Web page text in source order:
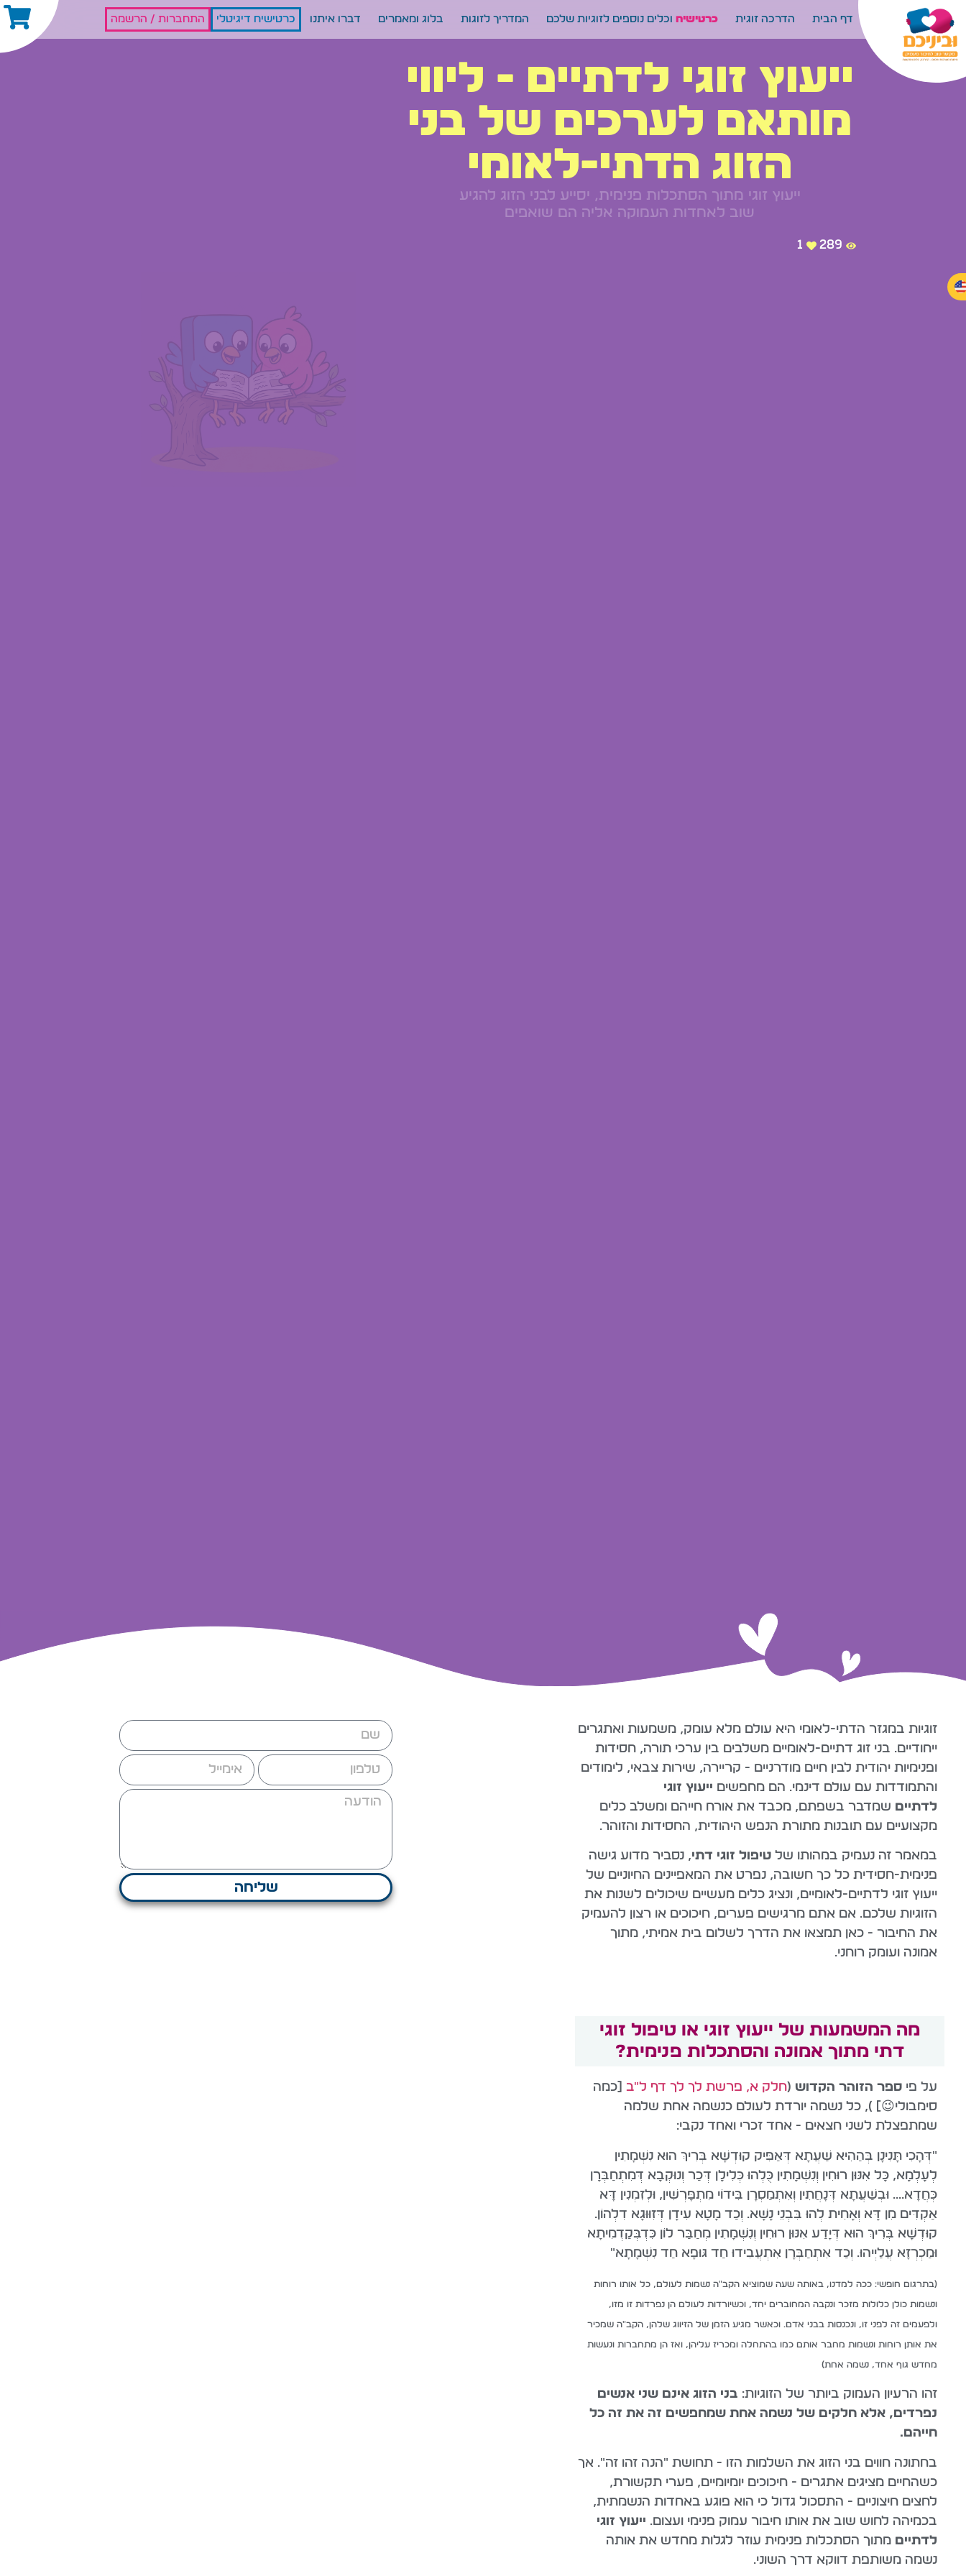
דף הבית הדרכה זוגית כרטישיח וכלים נוספים לזוגיות שלכם המדריך לזוגות בלוג ומאמרים דברו איתנו כרטישיח דיגיטלי התחברות / הרשמה
ייעוץ זוגי לדתיים - ליווי
מותאם לערכים של בני
הזוג הדתי-לאומי
ייעוץ זוגי מתוך הסתכלות פנימית, יסייע לבני הזוג להגיע
שוב לאחדות העמוקה אליה הם שואפים
289
1
זוגיות במגזר הדתי-לאומי היא עולם מלא עומק, משמעות ואתגרים
ייחודיים. בני זוג דתיים-לאומיים משלבים בין ערכי תורה, חסידות
ופנימיות יהודית לבין חיים מודרניים - קריירה, שירות צבאי, לימודים
והתמודדות עם עולם דינמי. הם מחפשים ייעוץ זוגי
לדתיים שמדבר בשפתם, מכבד את אורח חייהם ומשלב כלים
מקצועיים עם תובנות מתורת הנפש היהודית, החסידות והזוהר.
במאמר זה נעמיק במהותו של טיפול זוגי דתי, נסביר מדוע גישה
פנימית-חסידית כל כך חשובה, נפרט את המאפיינים החיוניים של
ייעוץ זוגי לדתיים-לאומיים, ונציג כלים מעשיים שיכולים לשנות את
הזוגיות שלכם. אם אתם מרגישים פערים, חיכוכים או רצון להעמיק
את החיבור - כאן תמצאו את הדרך לשלום בית אמיתי, מתוך
אמונה ועומק רוחני.
מה המשמעות של ייעוץ זוגי או טיפול זוגי
דתי מתוך אמונה והסתכלות פנימית?
על פי ספר הזוהר הקדוש (חלק א, פרשת לך לך דף ל"ב [כמה
סימבולי😉] ), כל נשמה יורדת לעולם כנשמה אחת שלמה
שמתפצלת לשני חצאים - אחד זכרי ואחד נקבי:
"דְּהָכִי תָּנִינָן בְּהַהִיא שַׁעֲתָא דְּאַפִּיק קוּדְשָׁא בְּרִיךְ הוּא נִשְׁמָתִין
לְעָלְמָא, כָּל אִנּוּן רוּחִין וְנִשְׁמָתִין כֻּלְהוּ כְּלִילָן דְּכַר וְנוּקְבָא דְּמִתְחַבְּרָן
כְּחֲדָא.... וּבְשַׁעֲתָא דְּנָחֲתִין וְאִתְמַסְרָן בִּידוֹי מִתְפָּרְשִׁין, וּלְזִמְנִין דָּא
אַקְדִּים מִן דָּא וְאָחִית לְהוּ בִּבְנֵי נָשָׁא. וְכַד מָטָא עִידָן דְּזִוּוּגָא דִלְהוֹן.
קוּדְשָׁא בְּרִיךְ הוּא דְּיָדַע אִנּוּן רוּחִין וְנִשְׁמָתִין מְחַבַּר לוֹן כִּדְבְּקַדְמִיתָא
וּמַכְרְזָא עֲלַיְיהוּ. וְכַד אִתְחַבְּרָן אִתְעֲבִידוּ חַד גּוּפָא חַד נִשְׁמָתָא"
(בתרגום חופשי: ככה למדנו, באותה שעה שמוציא הקב"ה נשמות לעולם, כל אותו רוחות
ונשמות כולן כלולות מזכר ונקבה המחוברים יחד, וכשיורדות לעולם הן נפרדות זו מזו,
ולפעמים זה לפני זו, ונכנסות בבני אדם. וכאשר מגיע הזמן של הזיווג שלהן, הקב"ה שמכיר
את אותן רוחות ונשמות מחבר אותם כמו בהתחלה ומכריז עליהן, ואז הן מתחברות ונעשות
מחדש גוף אחד, נשמה אחת)
זהו הרעיון העמוק ביותר של הזוגיות: בני הזוג אינם שני אנשים
נפרדים, אלא חלקים של נשמה אחת שמחפשים זה את זה כל
חייהם.
בחתונה חווים בני הזוג את השלמות הזו - תחושת "הנה זהו זה". אך
כשהחיים מציגים אתגרים - חיכוכים יומיומיים, פערי תקשורת,
לחצים חיצוניים - התסכול גדול כי הוא פוגע באחדות הנשמתית,
בכמיהה לחוש שוב את אותו חיבור עמוק פנימי ועצום. ייעוץ זוגי
לדתיים מתוך הסתכלות פנימית עוזר לגלות מחדש את אותה
נשמה משותפת דווקא דרך השוני.
שליחה